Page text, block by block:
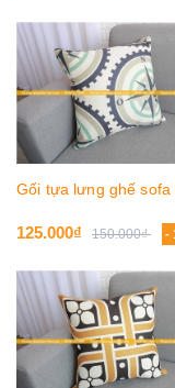
Gối tựa lưng ghế sofa
125.000₫ 150.000₫ -